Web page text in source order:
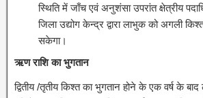
स्थिति में जाँच एवं अनुशंसा उपरांत क्षेत्रीय
जिला उद्योग केन्द्र द्वारा लाभुक को अगली
सकेगा।
ऋण राशि का भुगतान
द्वितीय /तृतीय किश्त का भुगतान होने के एक वर्ष के बाद